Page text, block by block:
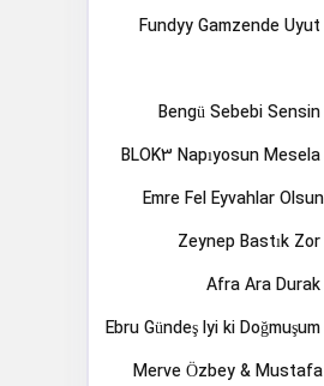
دانلود آهنگ Fundyy Gamzende Uyut
دانلود آهنگ Merve Özbey & Mustafa